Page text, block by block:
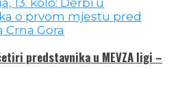
predstavnika u MEVZA ligi –